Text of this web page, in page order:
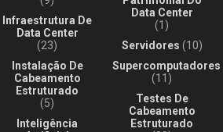
Infraestrutura De
Data Center
(23)
Instalação De
Cabeamento
Estruturado
(5)
Inteligência
Data Center
(1)
Servidores (10)
Supercomputadores
(11)
Testes De
Cabeamento
Estruturado